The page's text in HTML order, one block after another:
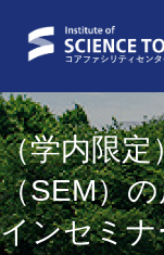
（学内限定
（SEM）
インセミ